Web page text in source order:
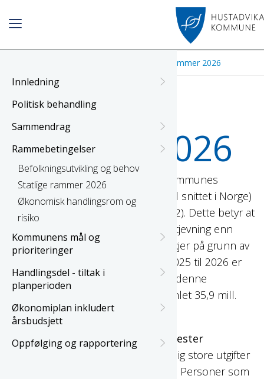
Innledning
Politisk behandling
Sammendrag
Rammebetingelser
Befolkningsutvikling og behov
Statlige rammer 2026
Økonomisk handlingsrom og
risiko
Kommunens mål og
prioriteringer
Handlingsdel - tiltak i
planperioden
Økonomiplan inkludert
årsbudsjett
Oppfølging og rapportering
Statlige rammer 2026
Statlige
rammer 2026
Kostnadsnøkkelen(Hustadvika kommunes
beregnede utgiftsbehov i forhold til snittet i Norge)
er i 2026 beregnet til 1,0246 (1,0242). Dette betyr at
kommunen får 2,4 % mer i utgiftsutjevning enn
gjennomsnittskommunen. Dette skjer på grunn av
demografi, reiseavstand mm. Fra 2025 til 2026 er
det altså en ubetydelig endring på denne
nøkkelen. I kroner utgjør dette samlet 35,9 mill.
kroner for Hustadvika kommune.
Tilskudd til ressurskrevende tjenester
innebærer toppfinansiering av særlig store utgifter
for tjenester til den enkelte bruker. Personer som